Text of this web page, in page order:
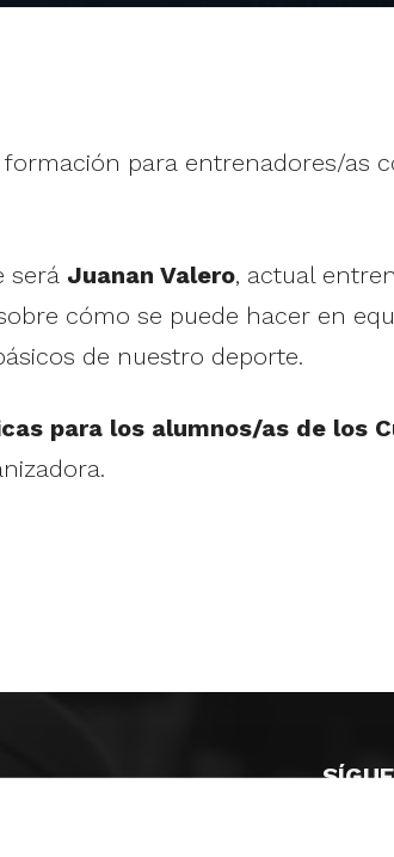
para entrenadores/as
será Juanan Valero, actual
cómo se puede hacer en
de nuestro deporte.
para los alumnos/as de los